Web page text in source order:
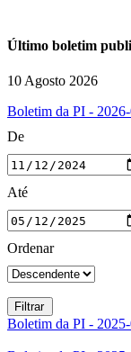
Último boletim
10 Agosto 2026
Boletim da PI -
De
Até
Ordenar
Boletim da PI -